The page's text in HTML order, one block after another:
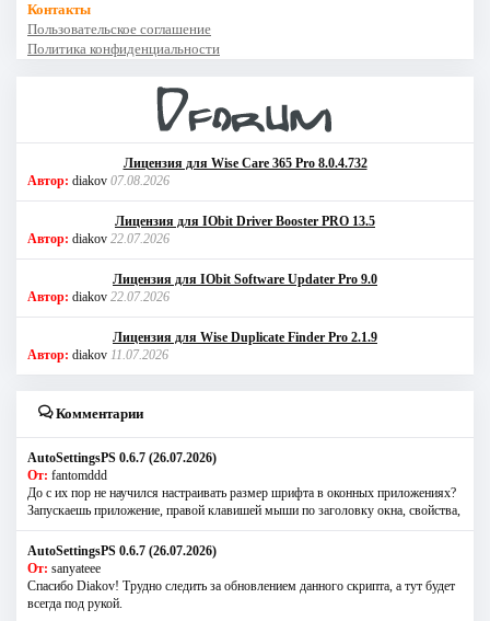
Контакты
Пользовательское соглашение
Политика конфиденциальности
Лицензия для Wise Care 365 Pro 8.0.4.732
Автор: diakov 07.08.2026
Лицензия для IObit Driver Booster PRO 13.5
Автор: diakov 22.07.2026
Лицензия для IObit Software Updater Pro 9.0
Автор: diakov 22.07.2026
Лицензия для Wise Duplicate Finder Pro 2.1.9
Автор: diakov 11.07.2026
Комментарии
AutoSettingsPS 0.6.7 (26.07.2026)
От: fantomddd
До с их пор не научился настраивать размер шрифта в оконных приложениях?
Запускаешь приложение, правой клавишей мыши по заголовку окна, свойства,
AutoSettingsPS 0.6.7 (26.07.2026)
От: sanyateee
Спасибо Diakov! Трудно следить за обновлением данного скрипта, а тут будет
всегда под рукой.